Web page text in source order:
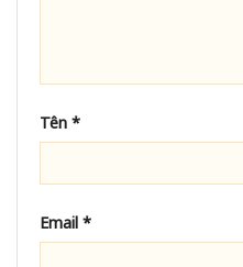
Tên *
Email *